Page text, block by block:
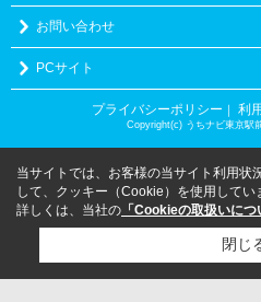
お問い合わせ
PCサイト
プライバシーポリシー ｜ 利
Copyright(c) うちナビ東京駅
当サイトでは、お客様の当サイト利用状
して、クッキー（Cookie）を使用してい
詳しくは、当社の 「Cookieの取扱いにつ
閉じ